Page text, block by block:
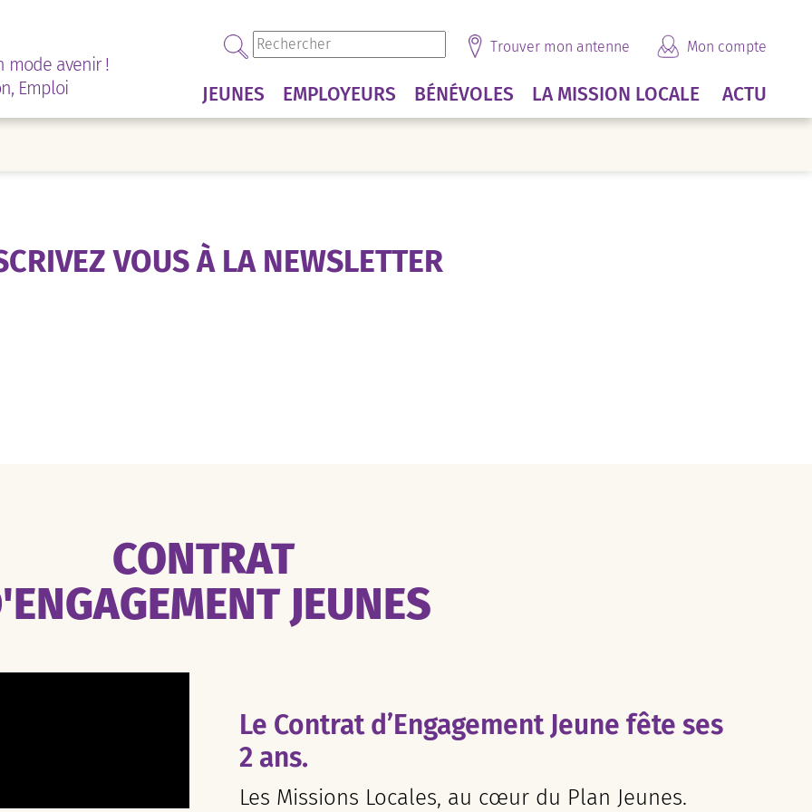
mode avenir !
Emploi
Trouver mon antenne Mon compte
JEUNES EMPLOYEURS BÉNÉVOLES LA MISSION LOCALE ACTU
VOUS À LA NEWSLETTER
CONTRAT
JEUNES
Le Contrat d’Engagement Jeune fête ses
2 ans.
Les Missions Locales, au cœur du Plan Jeunes.